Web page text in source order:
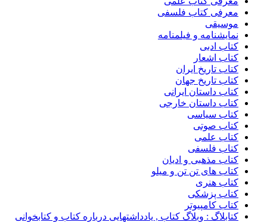
معرفی کتاب فلسفی
موسیقی
نمایشنامه و فیلمنامه
کتاب ادبی
کتاب اشعار
کتاب تاریخ ایران
کتاب تاریخ جهان
کتاب داستان ایرانی
کتاب داستان خارجی
کتاب سیاسی
کتاب صوتی
کتاب علمی
کتاب فلسفی
کتاب مذهبی و ادیان
کتاب های تن تن و میلو
کتاب هنری
کتاب پزشکی
کتاب کامپیوتر
کتابلاگ : وبلاگ کتاب , یادداشتهایی درباره کتاب و کتابخوانی